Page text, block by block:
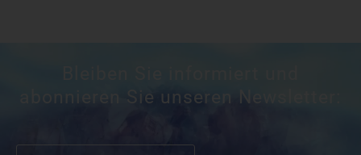
abonnieren Sie unseren Newsletter: